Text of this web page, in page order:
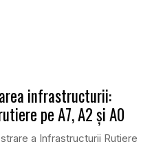
infrastructurii:
pe A7, A2 și A0
a Infrastructurii Rutiere